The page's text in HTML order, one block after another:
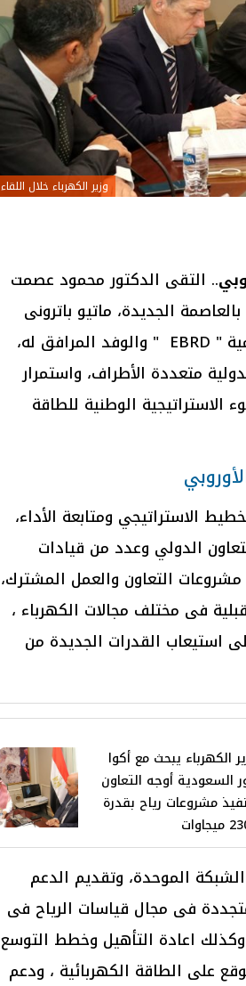
وزير الكهرباء خلال اللقاء
.. التقى الدكتور محمود عصمت
الجديدة، ماتيو باترونى
نائب رئيس البنك الأوروبى لإعادة الإعمار والتنمية " EBRD " والوفد المرافق له،
متعددة الأطراف، واستمرار
الوطنية للطاقة
الاستراتيجي ومتابعة الأداء،
الدولي وعدد من قيادات
التعاون والعمل المشترك،
فى مختلف مجالات الكهرباء ،
استيعاب القدرات الجديدة من
الكهرباء يبحث مع أكوا
السعودية أوجه التعاون
مشروعات رياح بقدرة
الموحدة، وتقديم الدعم
فى مجال قياسات الرياح فى
اعادة التأهيل وخطط التوسع
على الطاقة الكهربائية ، ودعم